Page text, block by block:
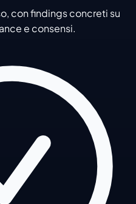
con findings concreti su
e consensi.